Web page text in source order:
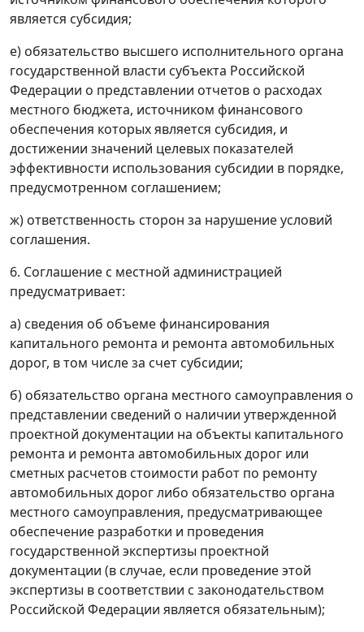
является субсидия;
е) обязательство высшего исполнительного органа
государственной власти субъекта Российской
Федерации о представлении отчетов о расходах
местного бюджета, источником финансового
обеспечения которых является субсидия, и
достижении значений целевых показателей
эффективности использования субсидии в порядке,
предусмотренном соглашением;
ж) ответственность сторон за нарушение условий
соглашения.
6. Соглашение с местной администрацией
предусматривает:
а) сведения об объеме финансирования
капитального ремонта и ремонта автомобильных
дорог, в том числе за счет субсидии;
б) обязательство органа местного самоуправления о
представлении сведений о наличии утвержденной
проектной документации на объекты капитального
ремонта и ремонта автомобильных дорог или
сметных расчетов стоимости работ по ремонту
автомобильных дорог либо обязательство органа
местного самоуправления, предусматривающее
обеспечение разработки и проведения
государственной экспертизы проектной
документации (в случае, если проведение этой
экспертизы в соответствии с законодательством
Российской Федерации является обязательным);